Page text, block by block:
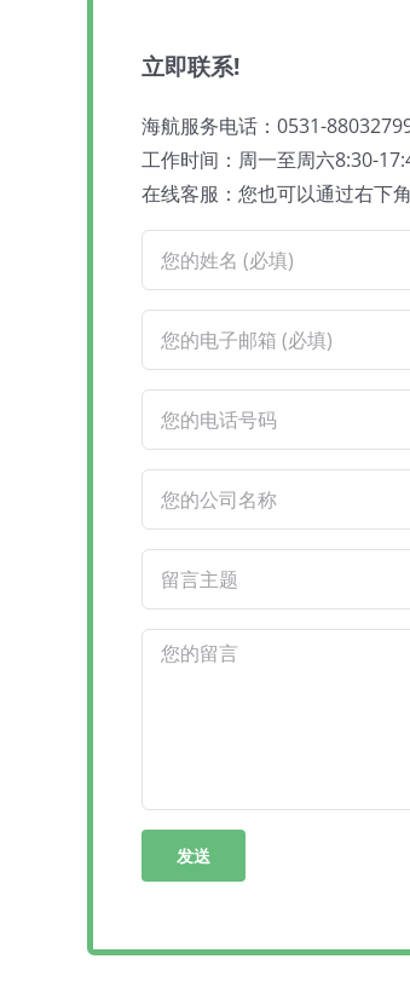
立即联系!
海航服务电话：0531-
工作时间：周一至周六8:30-
在线客服：您也可以通过右下